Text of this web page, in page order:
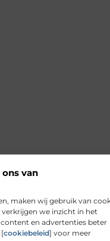
van
maken wij gebruik van
we inzicht in het
en advertenties beter
[cookiebeleid] voor meer